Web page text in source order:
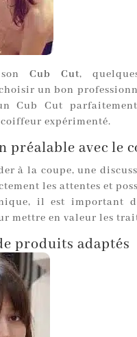
Cub Cut,
un bon
Cub Cut
expérimenté.
préalable avec le
à la coupe, une
les attentes et
il est important
mettre en valeur les
produits adaptés